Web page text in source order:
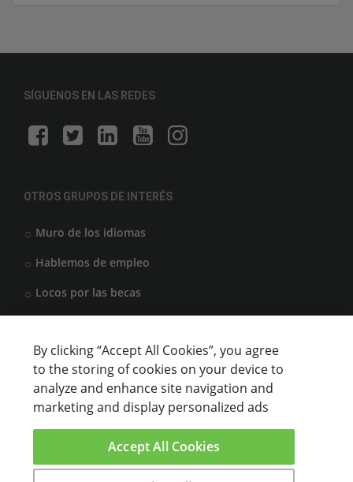
SÍGUENOS EN LAS REDES
OTROS GRUPOS DE INTERÉS
Muro de los idiomas
Hablemos de empleo
Locos por las becas
CENTROS DE FORMACIÓN
Anunciar cursos
USUARIOS
Aviso legal
By clicking “Accept All Cookies”, you agree
to the storing of cookies on your device to
analyze and enhance site navigation and
marketing and display personalized ads
Accept All Cookies